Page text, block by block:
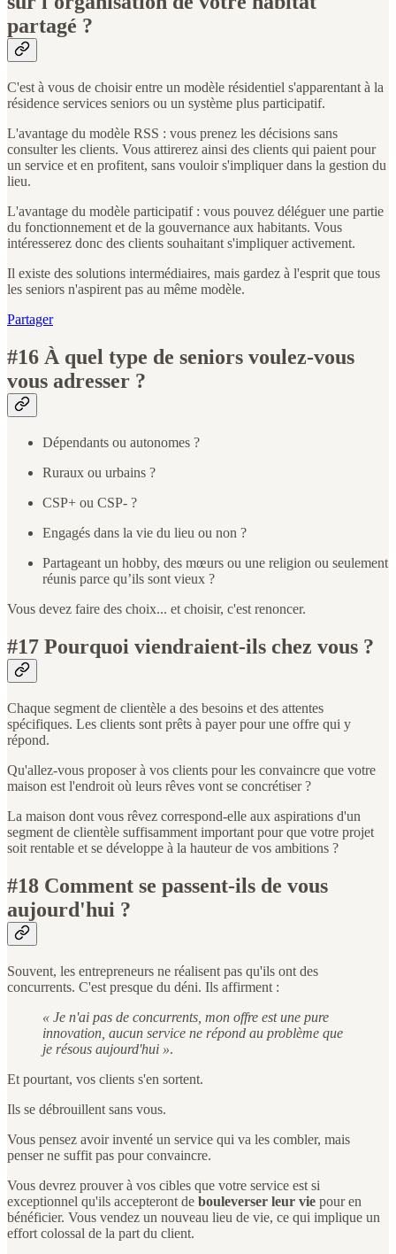
partagé ?
C'est à vous de choisir entre un modèle résidentiel s'apparentant à la
résidence services seniors ou un système plus participatif.
L'avantage du modèle RSS : vous prenez les décisions sans
consulter les clients. Vous attirerez ainsi des clients qui paient pour
un service et en profitent, sans vouloir s'impliquer dans la gestion du
lieu.
L'avantage du modèle participatif : vous pouvez déléguer une partie
du fonctionnement et de la gouvernance aux habitants. Vous
intéresserez donc des clients souhaitant s'impliquer activement.
Il existe des solutions intermédiaires, mais gardez à l'esprit que tous
les seniors n'aspirent pas au même modèle.
Partager
#16 À quel type de seniors voulez-vous
vous adresser ?
Dépendants ou autonomes ?
Ruraux ou urbains ?
CSP+ ou CSP- ?
Engagés dans la vie du lieu ou non ?
Partageant un hobby, des mœurs ou une religion ou seulement
réunis parce qu’ils sont vieux ?
Vous devez faire des choix... et choisir, c'est renoncer.
#17 Pourquoi viendraient-ils chez vous ?
Chaque segment de clientèle a des besoins et des attentes
spécifiques. Les clients sont prêts à payer pour une offre qui y
répond.
Qu'allez-vous proposer à vos clients pour les convaincre que votre
maison est l'endroit où leurs rêves vont se concrétiser ?
La maison dont vous rêvez correspond-elle aux aspirations d'un
segment de clientèle suffisamment important pour que votre projet
soit rentable et se développe à la hauteur de vos ambitions ?
#18 Comment se passent-ils de vous
aujourd'hui ?
Souvent, les entrepreneurs ne réalisent pas qu'ils ont des
concurrents. C'est presque du déni. Ils affirment :
« Je n'ai pas de concurrents, mon offre est une pure
innovation, aucun service ne répond au problème que
je résous aujourd'hui ».
Et pourtant, vos clients s'en sortent.
Ils se débrouillent sans vous.
Vous pensez avoir inventé un service qui va les combler, mais
penser ne suffit pas pour convaincre.
Vous devrez prouver à vos cibles que votre service est si
exceptionnel qu'ils accepteront de bouleverser leur vie pour en
bénéficier. Vous vendez un nouveau lieu de vie, ce qui implique un
effort colossal de la part du client.